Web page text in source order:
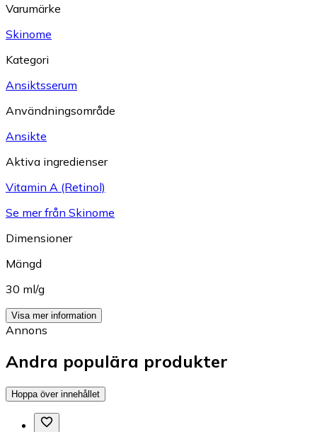
Varumärke
Skinome
Kategori
Ansiktsserum
Användningsområde
Ansikte
Aktiva ingredienser
Vitamin A (Retinol)
Se mer från Skinome
Dimensioner
Mängd
30 ml/g
Visa mer information
Annons
Andra populära produkter
Hoppa över innehållet